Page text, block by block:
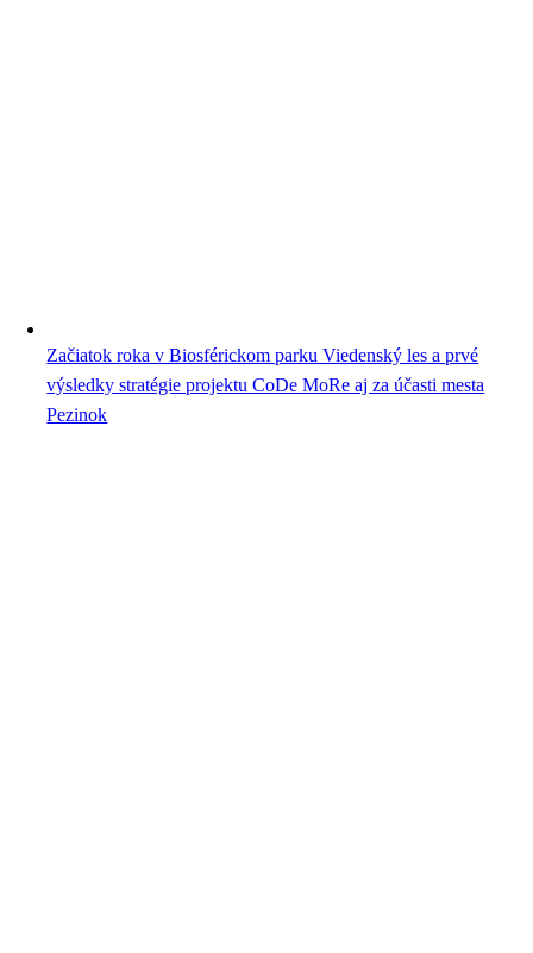
Začiatok roka v Biosférickom parku Viedenský les a prvé
výsledky stratégie projektu CoDe MoRe aj za účasti mesta
Pezinok